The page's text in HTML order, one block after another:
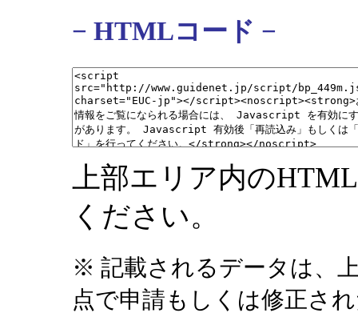
− HTMLコード −
上部エリア内の
ください。
※ 記載されるデータは、
点で申請もしくは修正さ